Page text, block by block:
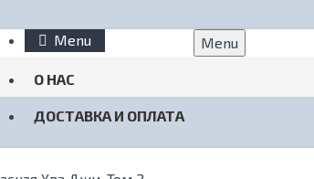
Menu
О НАС
ДОСТАВКА И ОПЛАТА
КОНТАКТЫ
Menu